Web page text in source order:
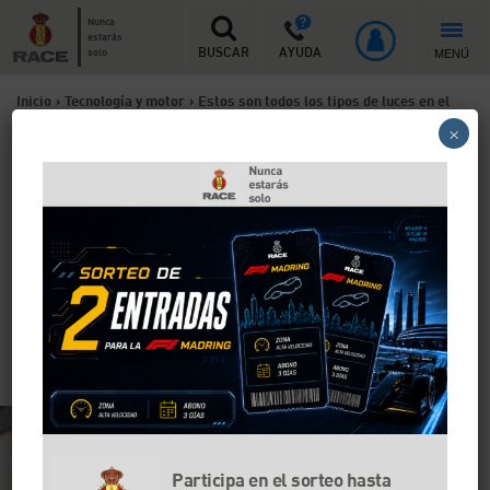
Nunca
estarás
solo
BUSCAR AYUDA MENÚ
Inicio > Tecnología y motor > Estos son todos los tipos de luces en el
Estos son todos los tipos de
luces en el coche y su
función en la carretera
Ver y ser visto en la carretera es fundamental para tu
seguridad. Descubre los diferentes tipos de faros de
Participa en el sorteo hasta
×